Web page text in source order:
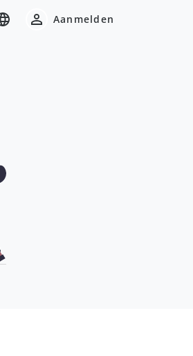
Aanmelden